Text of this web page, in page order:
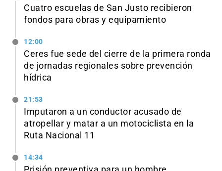
Cuatro escuelas de San Justo recibieron
fondos para obras y equipamiento
12:00
Ceres fue sede del cierre de la primera ronda
de jornadas regionales sobre prevención
hídrica
21:53
Imputaron a un conductor acusado de
atropellar y matar a un motociclista en la
Ruta Nacional 11
14:34